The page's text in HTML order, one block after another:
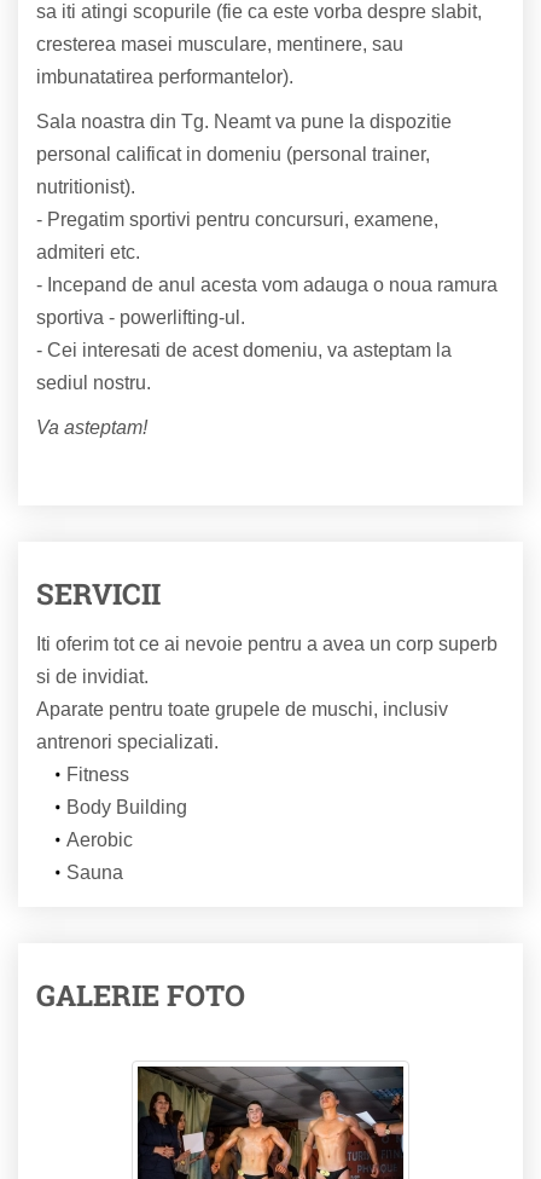
sa iti atingi scopurile (fie ca este vorba despre slabit,
cresterea masei musculare, mentinere, sau
imbunatatirea performantelor).
Sala noastra din Tg. Neamt va pune la dispozitie
personal calificat in domeniu (personal trainer,
nutritionist).
- Pregatim sportivi pentru concursuri, examene,
admiteri etc.
- Incepand de anul acesta vom adauga o noua ramura
sportiva - powerlifting-ul.
- Cei interesati de acest domeniu, va asteptam la
sediul nostru.
Va asteptam!
SERVICII
Iti oferim tot ce ai nevoie pentru a avea un corp superb
si de invidiat.
Aparate pentru toate grupele de muschi, inclusiv
antrenori specializati.
Fitness
Body Building
Aerobic
Sauna
GALERIE FOTO